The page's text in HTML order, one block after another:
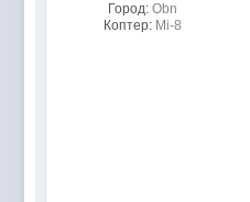
Город: Obn
Коптер: Mi-8